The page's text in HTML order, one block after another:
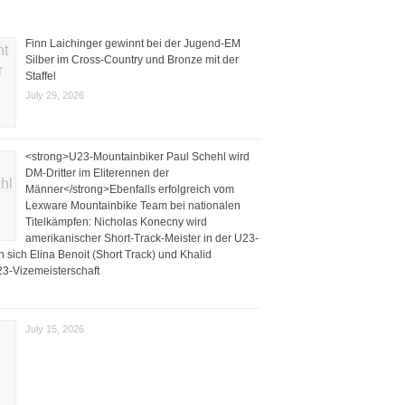
Finn Laichinger gewinnt bei der Jugend-EM
Silber im Cross-Country und Bronze mit der
Staffel
July 29, 2026
<strong>U23-Mountainbiker Paul Schehl wird
DM-Dritter im Eliterennen der
Männer</strong>Ebenfalls erfolgreich vom
Lexware Mountainbike Team bei nationalen
Titelkämpfen: Nicholas Konecny wird
amerikanischer Short-Track-Meister in der U23-
sich Elina Benoit (Short Track) und Khalid
Vizemeisterschaft
July 15, 2026